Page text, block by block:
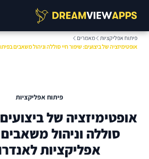
פיתוח אפליקציות
מאמרים
אופטימיזציה של ביצועים: שיפור חיי סוללה וניהול משאבים
פיתוח אפליקציות
אופטימיזציה של
סוללה וניהול
אפליקציות